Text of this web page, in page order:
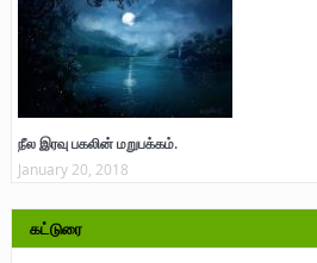
நீல இரவு பகலின் மறுபக்கம்.
January 20, 2018
கட்டுரை